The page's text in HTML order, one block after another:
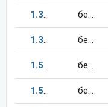
1.395 бензин
1.395 бензин
1.5109 бензин
1.5109 бензин